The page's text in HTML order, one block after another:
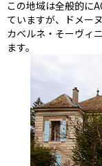
この地域は全般的に
ていますが、ドメー
カベルネ・そーヴィ
ます。